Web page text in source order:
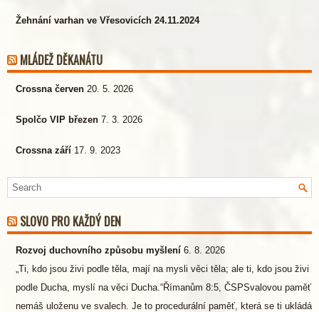
Žehnání varhan ve Vřesovicích 24.11.2024
MLÁDEŽ DĚKANÁTU
Crossna červen 20. 5. 2026
Spolčo VIP březen 7. 3. 2026
Crossna září 17. 9. 2023
SLOVO PRO KAŽDÝ DEN
Rozvoj duchovního způsobu myšlení 6. 8. 2026
„Ti, kdo jsou živi podle těla, mají na mysli věci těla; ale ti, kdo jsou živi
podle Ducha, myslí na věci Ducha.“Římanům 8:5, ČSPSvalovou paměť
nemáš uloženu ve svalech. Je to procedurální paměť, která se ti ukládá